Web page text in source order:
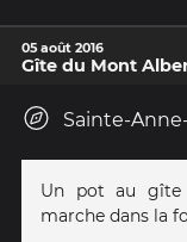
05 août 2016
Gîte du Mont
Sainte-
Un pot au gîte
marche dans la